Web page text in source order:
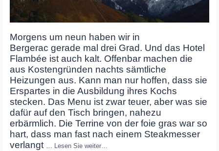
Morgens um neun haben wir in
Bergerac gerade mal drei Grad. Und das Hotel
Flambée ist auch kalt. Offenbar machen die
aus Kostengründen nachts sämtliche
Heizungen aus. Kann man nur hoffen, dass sie
Erspartes in die Ausbildung ihres Kochs
stecken. Das Menu ist zwar teuer, aber was sie
dafür auf den Tisch bringen, nahezu
erbärmlich. Die Terrine von der foie gras war so
hart, dass man fast nach einem Steakmesser
verlangt … Lesen Sie weiter…